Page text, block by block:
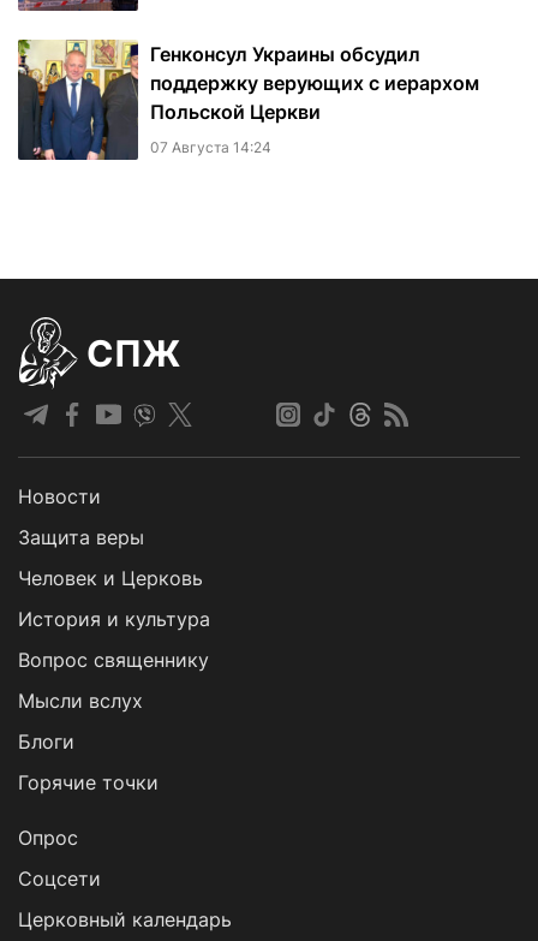
Генконсул Украины обсудил
поддержку верующих с иерархом
Польской Церкви
07 Августа 14:24
СПЖ
Новости
Защита веры
Человек и Церковь
История и культура
Вопрос священнику
Мысли вслух
Блоги
Горячие точки
Опрос
Cоцсети
Церковный календарь